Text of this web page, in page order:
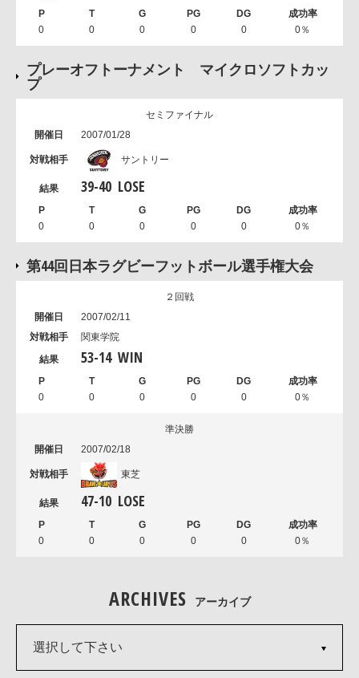
0 0 0 0 0 0％
プレーオフトーナメント マイクロソフトカッ
プ
セミファイナル
2007/01/28
サントリー
39-40 LOSE
0 0 0 0 0 0％
第44回日本ラグビーフットボール選手権大会
２回戦
2007/02/11
関東学院
53-14 WIN
0 0 0 0 0 0％
準決勝
2007/02/18
東芝
47-10 LOSE
0 0 0 0 0 0％
ARCHIVES アーカイブ
選択して下さい